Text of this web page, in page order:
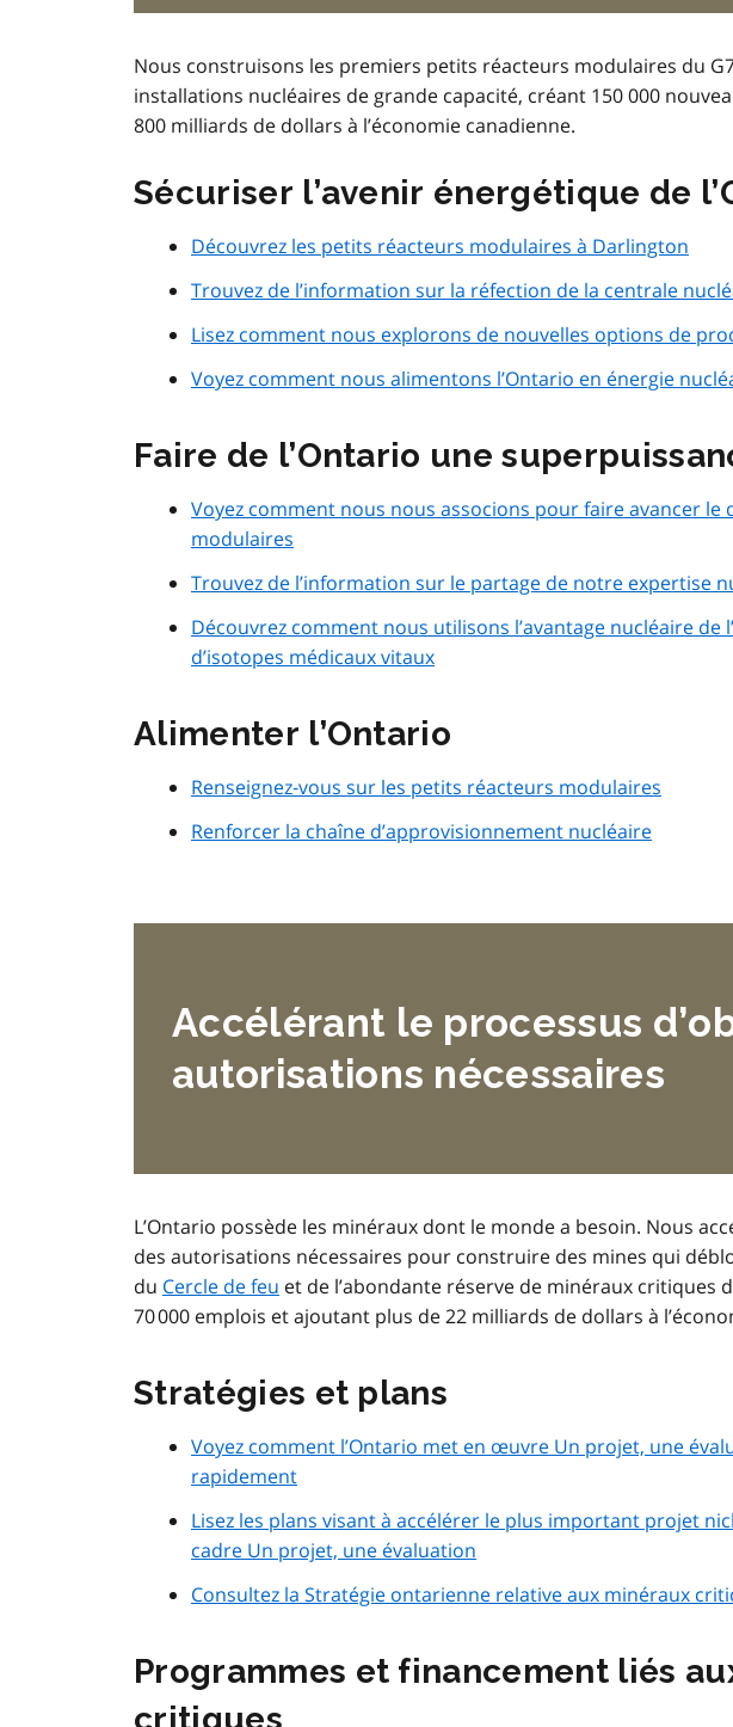
Nous construisons les premiers petits réacteurs modulaires du
installations nucléaires de grande capacité, créant 150 000
800 milliards de dollars à l’économie canadienne.
Sécuriser l’avenir énergétique de
Découvrez les petits réacteurs modulaires à Darlington
Trouvez de l’information sur la réfection de la centrale
Lisez comment nous explorons de nouvelles options de
Voyez comment nous alimentons l’Ontario en énergie
Faire de l’Ontario une
Voyez comment nous nous associons pour faire avancer
modulaires
Trouvez de l’information sur le partage de notre expertise
Découvrez comment nous utilisons l’avantage nucléaire
d’isotopes médicaux vitaux
Alimenter l’Ontario
Renseignez‑vous sur les petits réacteurs modulaires
Renforcer la chaîne d’approvisionnement nucléaire
Accélérant le processus
autorisations nécessaires
L’Ontario possède les minéraux dont le monde a besoin. Nous
des autorisations nécessaires pour construire des mines qui
du Cercle de feu et de l’abondante réserve de minéraux critiques
70 000 emplois et ajoutant plus de 22 milliards de dollars à
Stratégies et plans
Voyez comment l’Ontario met en œuvre Un projet, une
rapidement
Lisez les plans visant à accélérer le plus important projet
cadre Un projet, une évaluation
Consultez la Stratégie ontarienne relative aux minéraux
Programmes et financement liés